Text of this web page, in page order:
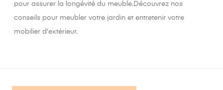
pour assurer la longévité du meuble.Découvrez nos
conseils pour meubler votre jardin et entretenir votre
mobilier d'extérieur.